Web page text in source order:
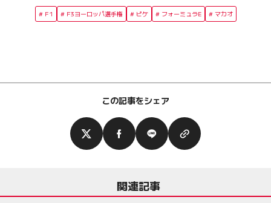
F1 F3ヨーロッパ選手権 ピケ フォーミュラE マカオ
この記事をシェア
関連記事